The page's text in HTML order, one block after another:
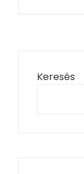
Keresés